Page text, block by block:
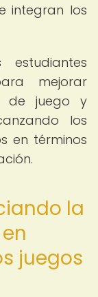
integran los
mejorar
de juego y
los
en términos
la
juegos